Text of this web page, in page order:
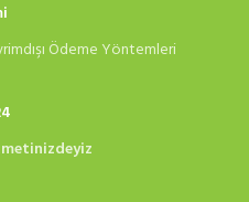
Ödeme Yöntemleri